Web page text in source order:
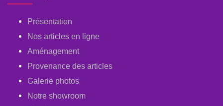
Présentation
Nos articles en ligne
Aménagement
Provenance des articles
Galerie photos
Notre showroom